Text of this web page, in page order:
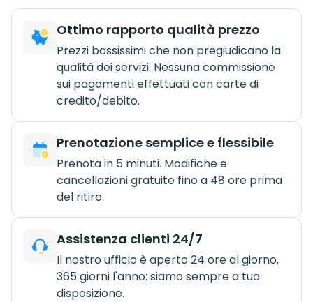
Ottimo rapporto qualità prezzo
Prezzi bassissimi che non pregiudicano la
qualità dei servizi. Nessuna commissione
sui pagamenti effettuati con carte di
credito/debito.
Prenotazione semplice e flessibile
Prenota in 5 minuti. Modifiche e
cancellazioni gratuite fino a 48 ore prima
del ritiro.
Assistenza clienti 24/7
Il nostro ufficio è aperto 24 ore al giorno,
365 giorni l'anno: siamo sempre a tua
disposizione.